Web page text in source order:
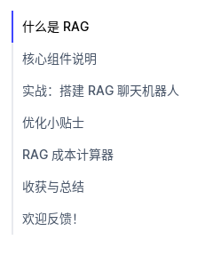
什么是 RAG
核心组件说明
实战：搭建 RAG 聊天机器人
优化小贴士
RAG 成本计算器
收获与总结
欢迎反馈！